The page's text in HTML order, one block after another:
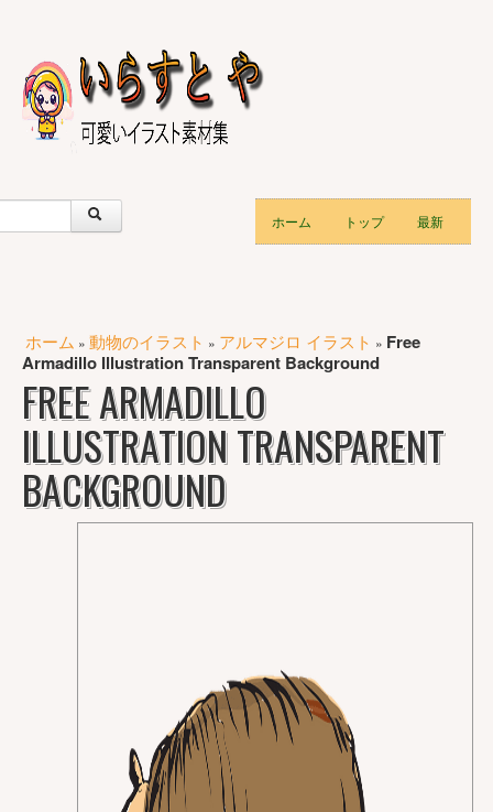
ホーム トップ 最新
ホーム » 動物のイラスト » アルマジロ イラスト » Free
Armadillo Illustration Transparent Background
FREE ARMADILLO
ILLUSTRATION TRANSPARENT
BACKGROUND